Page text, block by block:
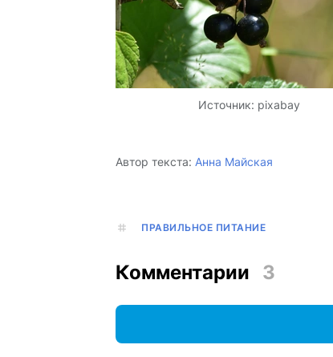
Источник: pixabay
Автор текста: Анна Майская
ПРАВИЛЬНОЕ ПИТАНИЕ
Комментарии 3